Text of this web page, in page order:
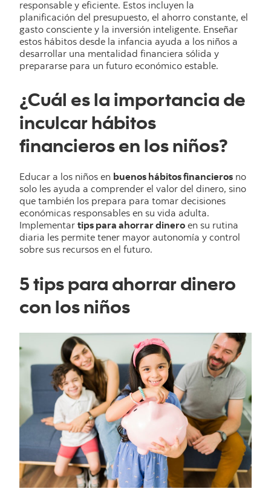
responsable y eficiente. Estos incluyen la
planificación del presupuesto, el ahorro constante, el
gasto consciente y la inversión inteligente. Enseñar
estos hábitos desde la infancia ayuda a los niños a
desarrollar una mentalidad financiera sólida y
prepararse para un futuro económico estable.
¿Cuál es la importancia de
inculcar hábitos
financieros en los niños?
Educar a los niños en buenos hábitos financieros no
solo les ayuda a comprender el valor del dinero, sino
que también los prepara para tomar decisiones
económicas responsables en su vida adulta.
Implementar tips para ahorrar dinero en su rutina
diaria les permite tener mayor autonomía y control
sobre sus recursos en el futuro.
5 tips para ahorrar dinero
con los niños